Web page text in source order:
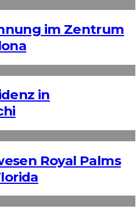
im Zentrum
in
Royal Palms